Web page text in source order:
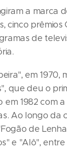
a marca
cinco
de
em 1970,
que deu o
1982 com
Ao longo da
de
e "Alô",